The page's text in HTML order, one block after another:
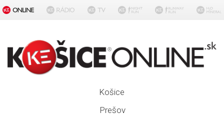
Košice
Prešov